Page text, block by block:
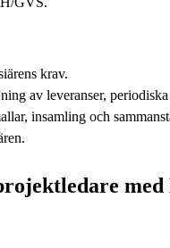
krav.
av leveranser,
insamling och
med